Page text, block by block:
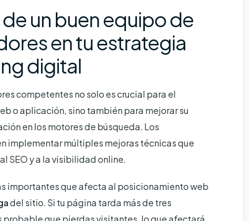
un buen equipo de
en tu estrategia
digital
competentes no solo es crucial para el
o aplicación, sino también para mejorar su
en los motores de búsqueda. Los
implementar múltiples mejoras técnicas que
SEO y a la visibilidad online.
importantes que afecta al posicionamiento web
del sitio. Si tu página tarda más de tres
probable que pierdas visitantes, lo que afectará